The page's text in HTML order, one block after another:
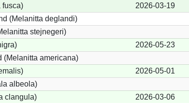
fusca) 2026-03-19
(Melanitta deglandi)
stejnegeri)
2026-05-23
(Melanitta americana)
2026-05-01
albeola)
clangula)
2026-03-06